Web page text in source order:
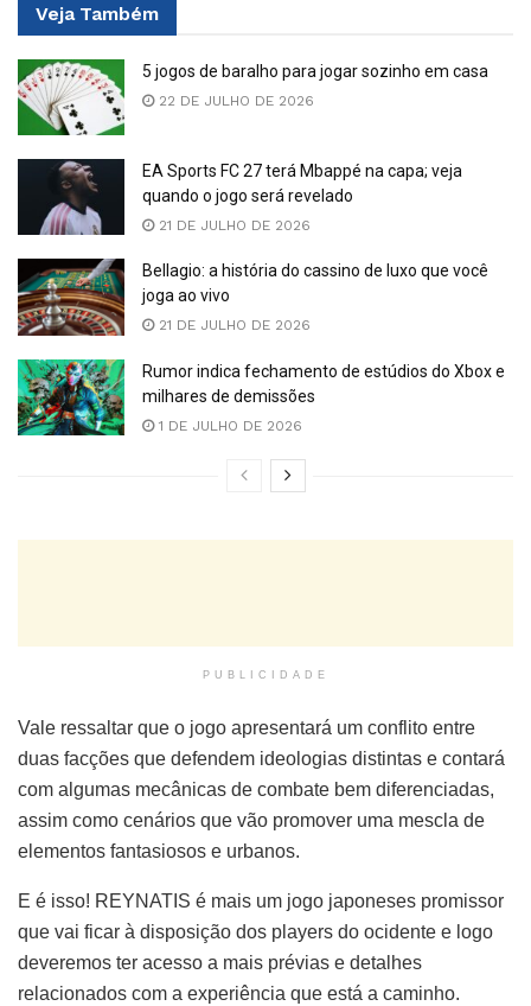
Veja Também
5 jogos de baralho para jogar sozinho em casa
22 DE JULHO DE 2026
EA Sports FC 27 terá Mbappé na capa; veja
quando o jogo será revelado
21 DE JULHO DE 2026
Bellagio: a história do cassino de luxo que você
joga ao vivo
21 DE JULHO DE 2026
Rumor indica fechamento de estúdios do Xbox e
milhares de demissões
1 DE JULHO DE 2026
PUBLICIDADE
Vale ressaltar que o jogo apresentará um conflito entre
duas facções que defendem ideologias distintas e contará
com algumas mecânicas de combate bem diferenciadas,
assim como cenários que vão promover uma mescla de
elementos fantasiosos e urbanos.
E é isso! REYNATIS é mais um jogo japoneses promissor
que vai ficar à disposição dos players do ocidente e logo
deveremos ter acesso a mais prévias e detalhes
relacionados com a experiência que está a caminho.